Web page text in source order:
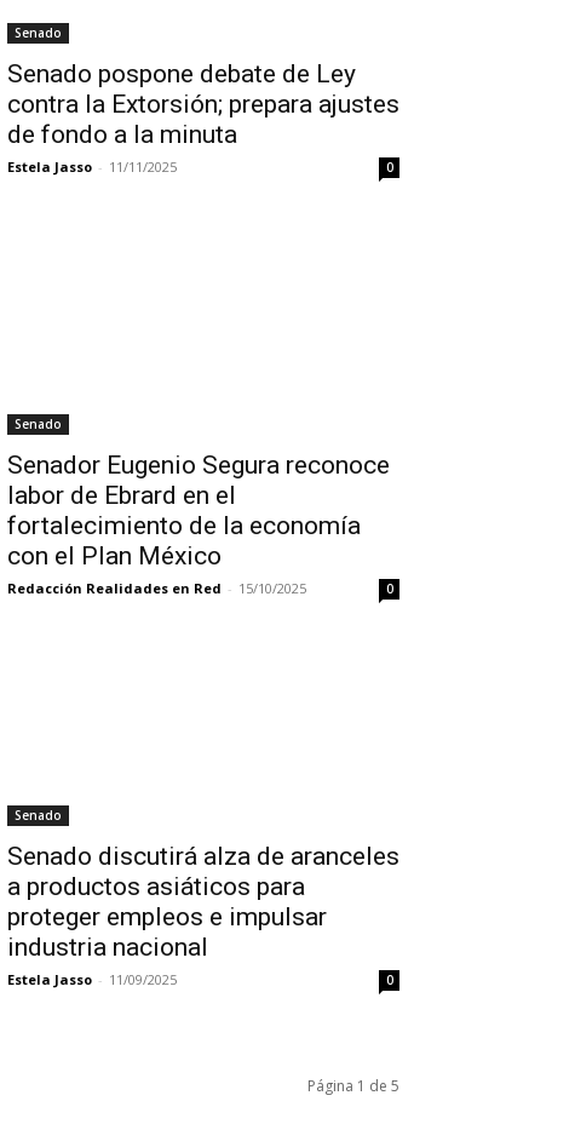
Senado
Senado pospone debate de Ley
contra la Extorsión; prepara ajustes
de fondo a la minuta
Estela Jasso - 11/11/2025 0
Senado
Senador Eugenio Segura reconoce
labor de Ebrard en el
fortalecimiento de la economía
con el Plan México
Redacción Realidades en Red - 15/10/2025 0
Senado
Senado discutirá alza de aranceles
a productos asiáticos para
proteger empleos e impulsar
industria nacional
Estela Jasso - 11/09/2025 0
Página 1 de 5